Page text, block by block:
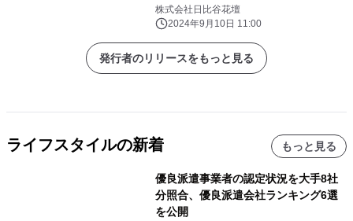
ュシュフルール」 9月10日（火）から
日比谷花壇の店頭限定で販売開始
株式会社日比谷花壇
2024年9月10日 11:00
発行者のリリースをもっと見る
ライフスタイルの新着 もっと見る
優良派遣事業者の認定状況を大手8社
分照合、優良派遣会社ランキング6選
を公開